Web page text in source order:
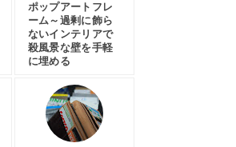
ポップアートフレ
ーム～過剰に飾ら
ないインテリアで
殺風景な壁を手軽
に埋める